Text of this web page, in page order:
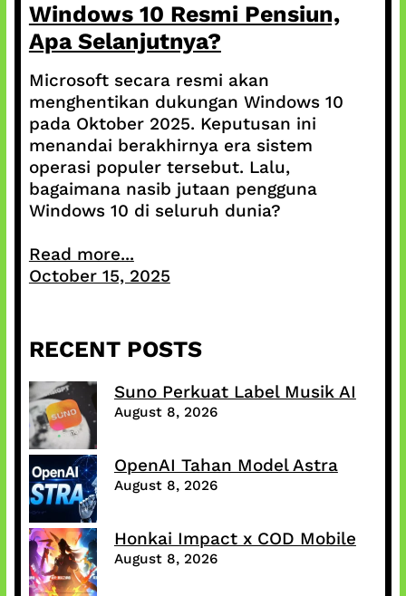
Windows 10 Resmi Pensiun,
Apa Selanjutnya?
Microsoft secara resmi akan
menghentikan dukungan Windows 10
pada Oktober 2025. Keputusan ini
menandai berakhirnya era sistem
operasi populer tersebut. Lalu,
bagaimana nasib jutaan pengguna
Windows 10 di seluruh dunia?
Read more...
October 15, 2025
RECENT POSTS
Suno Perkuat Label Musik AI
August 8, 2026
OpenAI Tahan Model Astra
August 8, 2026
Honkai Impact x COD Mobile
August 8, 2026